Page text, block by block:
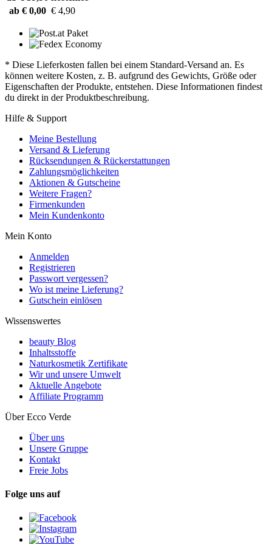
ab € 0,00 € 4,90
* Diese Lieferkosten fallen bei einem Standard-Versand an. Es
können weitere Kosten, z. B. aufgrund des Gewichts, Größe oder
Eigenschaften der Produkte, entstehen. Diese Informationen findest
du direkt in der Produktbeschreibung.
Hilfe & Support
Meine Bestellung
Versand & Lieferung
Rücksendungen & Rückerstattungen
Zahlungsmöglichkeiten
Aktionen & Gutscheine
Weitere Fragen?
Firmenkunden
Mein Kundenkonto
Mein Konto
Anmelden
Registrieren
Passwort vergessen?
Wo ist meine Lieferung?
Gutschein einlösen
Wissenswertes
beauty Blog
Inhaltsstoffe
Naturkosmetik Zertifikate
Wir und unsere Umwelt
Aktuelle Angebote
Affiliate Programm
Über Ecco Verde
Über uns
Unsere Gruppe
Kontakt
Freie Jobs
Folge uns auf